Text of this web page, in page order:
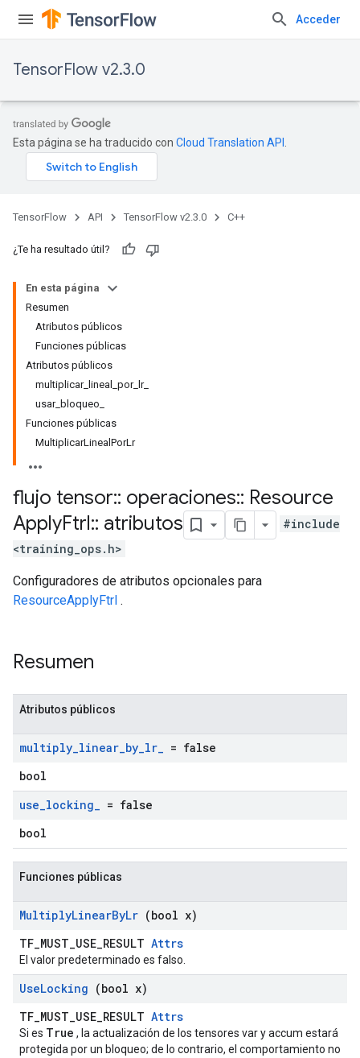
Acceder
TensorFlow v2.3.0
Esta página se ha traducido con Cloud Translation API
TensorFlow API TensorFlow v2.3.0 C++
¿Te ha resultado útil?
En esta página
Resumen
Atributos públicos
Funciones públicas
Atributos públicos
multiplicar_lineal_por_lr_
usar_bloqueo_
Funciones públicas
MultiplicarLinealPorLr
flujo tensor:: operaciones:: Resource
ApplyFtrl:: atributos
#include
<training_ops.h>
Configuradores de atributos opcionales para
ResourceApplyFtrl .
Resumen
Atributos públicos
multiply_linear_by_lr_ = false
bool
use_locking_ = false
bool
Funciones públicas
MultiplyLinearByLr (bool x)
TF_MUST_USE_RESULT Attrs
El valor predeterminado es falso.
UseLocking (bool x)
TF_MUST_USE_RESULT Attrs
Si es True , la actualización de los tensores var y accum estará
protegida por un bloqueo; de lo contrario, el comportamiento no